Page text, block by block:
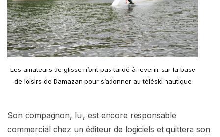
Les amateurs de glisse n’ont pas tardé à revenir sur la base
de loisirs de Damazan pour s’adonner au téléski nautique
Son compagnon, lui, est encore responsable
commercial chez un éditeur de logiciels et quittera son